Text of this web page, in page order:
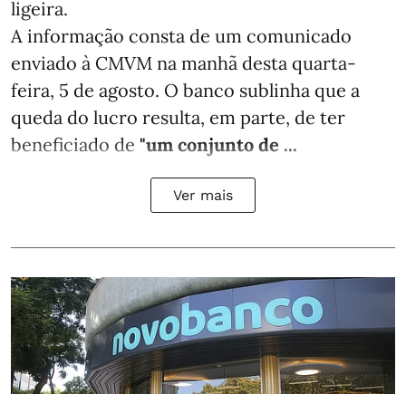
ligeira.
A informação consta de um comunicado
enviado à CMVM na manhã desta quarta-
feira, 5 de agosto. O banco sublinha que a
queda do lucro resulta, em parte, de ter
beneficiado de "um conjunto de ...
Ver mais